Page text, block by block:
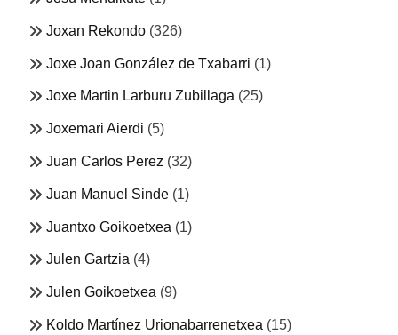
Joxan Rekondo (326)
Joxe Joan González de Txabarri (1)
Joxe Martin Larburu Zubillaga (25)
Joxemari Aierdi (5)
Juan Carlos Perez (32)
Juan Manuel Sinde (1)
Juantxo Goikoetxea (1)
Julen Gartzia (4)
Julen Goikoetxea (9)
Koldo Martínez Urionabarrenetxea (15)